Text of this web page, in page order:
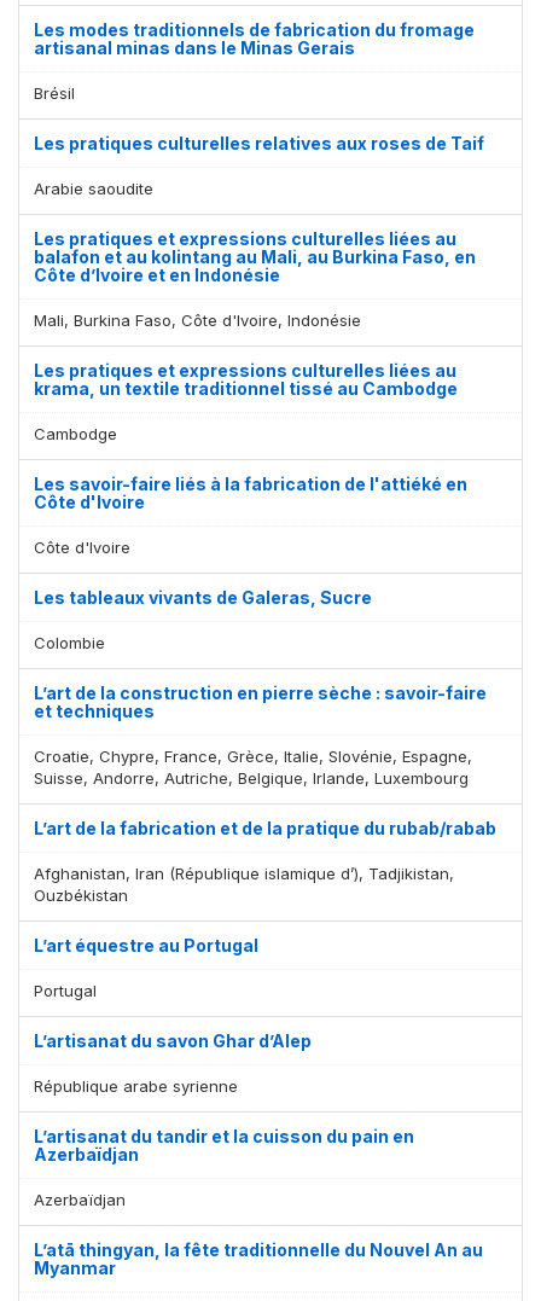
Les modes traditionnels de fabrication du fromage
artisanal minas dans le Minas Gerais
Brésil
Les pratiques culturelles relatives aux roses de Taif
Arabie saoudite
Les pratiques et expressions culturelles liées au
balafon et au kolintang au Mali, au Burkina Faso, en
Côte d’Ivoire et en Indonésie
Mali, Burkina Faso, Côte d'Ivoire, Indonésie
Les pratiques et expressions culturelles liées au
krama, un textile traditionnel tissé au Cambodge
Cambodge
Les savoir-faire liés à la fabrication de l'attiéké en
Côte d'Ivoire
Côte d'Ivoire
Les tableaux vivants de Galeras, Sucre
Colombie
L’art de la construction en pierre sèche : savoir-faire
et techniques
Croatie, Chypre, France, Grèce, Italie, Slovénie, Espagne,
Suisse, Andorre, Autriche, Belgique, Irlande, Luxembourg
L’art de la fabrication et de la pratique du rubab/rabab
Afghanistan, Iran (République islamique d’), Tadjikistan,
Ouzbékistan
L’art équestre au Portugal
Portugal
L’artisanat du savon Ghar d’Alep
République arabe syrienne
L’artisanat du tandir et la cuisson du pain en
Azerbaïdjan
Azerbaïdjan
L’atā thingyan, la fête traditionnelle du Nouvel An au
Myanmar